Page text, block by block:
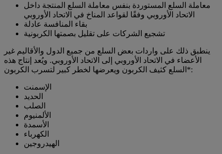
معاملة السلع المستوردة بنفس معاملة السلع المنتجة داخل
الاتحاد الأوروبي وفقًا لقواعد المناخ في الاتحاد الأوروبي
بقاء المنافسة عادلة
تشجيع الشركات على تقليل بصمتها الكربونية
ينطبق ذلك على واردات بعض السلع من جميع الدول والأقاليم غير
الأعضاء في الاتحاد الأوروبي إلى الاتحاد الأوروبي. ويُعد إنتاج هذه
السلع كثيف الكربون ويعرضها لخطر كبير لتسرب الكربون*:
الإسمنت
الحديد
الصلب
الألمنيوم
الأسمدة
الكهرباء
الهيدروجين